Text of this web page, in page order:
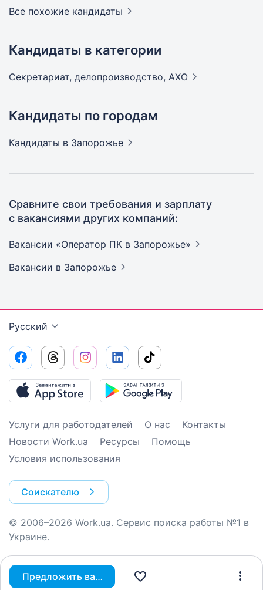
Предложить вакансию
Все похожие кандидаты
Кандидаты в категории
Секретариат, делопроизводство, АХО
Кандидаты по городам
Кандидаты в Запорожье
Сравните свои требования и зарплату
с вакансиями других компаний:
Вакансии «Оператор ПК в Запорожье»
Вакансии в Запорожье
Русский
Услуги для работодателей О нас
Контакты
Новости Work.ua
Ресурсы
Помощь
Условия использования
Соискателю
© 2006–2026 Work.ua. Сервис поиска работы №1 в
Украине.